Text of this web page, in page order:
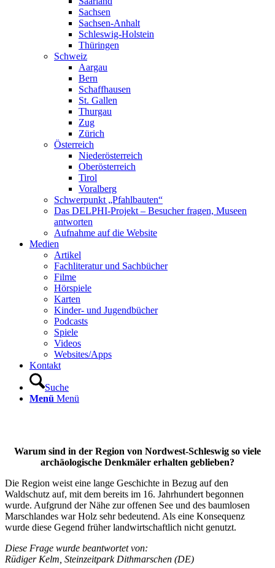
Sachsen
Sachsen-Anhalt
Schleswig-Holstein
Thüringen
Schweiz
Aargau
Bern
Schaffhausen
St. Gallen
Thurgau
Zug
Zürich
Österreich
Niederösterreich
Oberösterreich
Tirol
Voralberg
Schwerpunkt „Pfahlbauten“
Das DELPHI-Projekt – Besucher fragen, Museen
antworten
Aufnahme auf die Website
Medien
Artikel
Fachliteratur und Sachbücher
Filme
Hörspiele
Karten
Kinder- und Jugendbücher
Podcasts
Spiele
Videos
Websites/Apps
Kontakt
Suche
Menü Menü
Warum sind in der Region von Nordwest-Schleswig so viele
archäologische Denkmäler erhalten geblieben?
Die Region weist eine lange Geschichte in Bezug auf den
Waldschutz auf, mit dem bereits im 16. Jahrhundert begonnen
wurde. Aufgrund der Nähe zur offenen See und des baumlosen
Marschlandes war Holz sehr bedeutend. Als eine Konsequenz
wurde diese Gegend früher landwirtschaftlich nicht genutzt.
Diese Frage wurde beantwortet von:
Rüdiger Kelm, Steinzeitpark Dithmarschen (DE)